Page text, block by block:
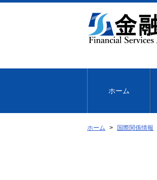
文
移
ホーム
ホーム 国際関係情報